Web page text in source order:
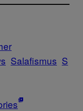
Salafismus S